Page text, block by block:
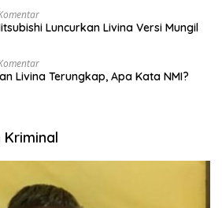
Luncurkan Livina Versi Mungil
Livina Terungkap, Apa Kata NMI?